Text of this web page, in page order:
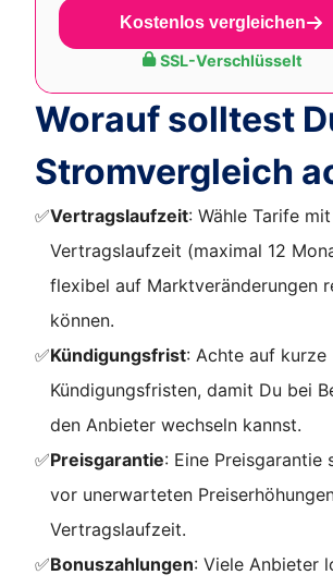
Kostenlos vergleichen
SSL-Verschlüsselt
Worauf solltest
Stromvergleich
✅Vertragslaufzeit: Wähle Tarife
Vertragslaufzeit (maximal 12
flexibel auf Marktveränderungen
können.
✅Kündigungsfrist: Achte auf kurze
Kündigungsfristen, damit Du bei
den Anbieter wechseln kannst.
✅Preisgarantie: Eine Preisgarantie
vor unerwarteten
Vertragslaufzeit.
✅Bonuszahlungen: Viele Anbieter